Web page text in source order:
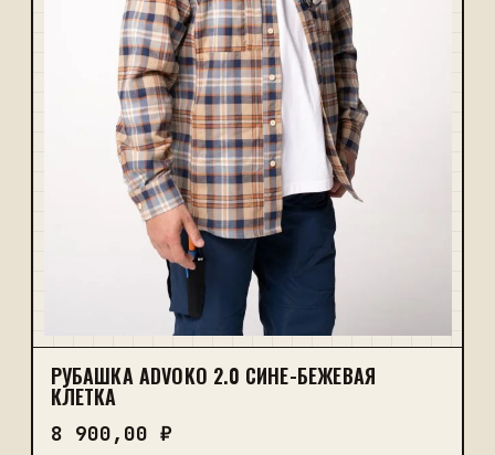
РУБАШКА ADVOKO 2.0 СИНЕ-БЕЖЕВАЯ
КЛЕТКА
8 900,00 ₽